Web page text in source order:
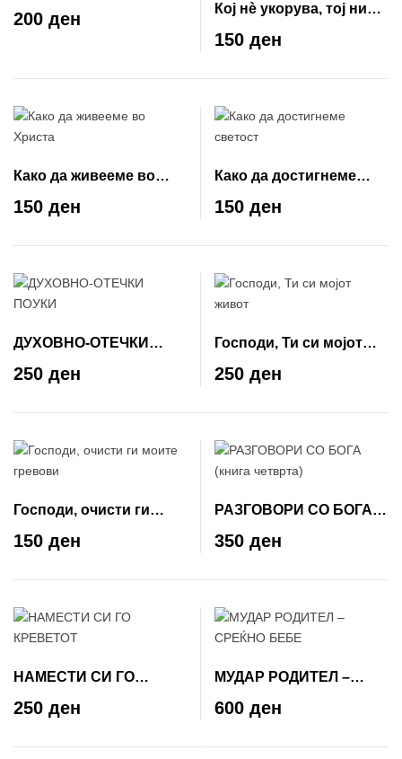
духови
200 ден
Кој нè укорува, тој ни
подарува
150 ден
Како да живееме во
Христа
150 ден
Како да достигнеме
светост
150 ден
ДУХОВНО-ОТЕЧКИ
ПОУКИ
250 ден
Господи, Ти си мојот
живот
250 ден
Господи, очисти ги
моите гревови
150 ден
РАЗГОВОРИ СО БОГА
(книга четврта)
350 ден
НАМЕСТИ СИ ГО
КРЕВЕТОТ
250 ден
МУДАР РОДИТЕЛ –
СРЕЌНО БЕБЕ
600 ден